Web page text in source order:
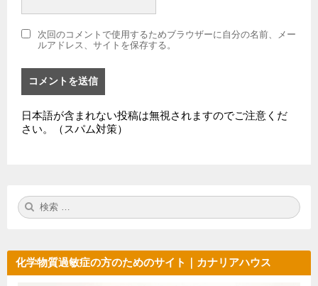
次回のコメントで使用するためブラウザーに自分の名前、メー
ルアドレス、サイトを保存する。
日本語が含まれない投稿は無視されますのでご注意くだ
さい。（スパム対策）
検
索:
化学物質過敏症の方のためのサイト｜カナリアハウス